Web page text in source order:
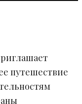
путешествие